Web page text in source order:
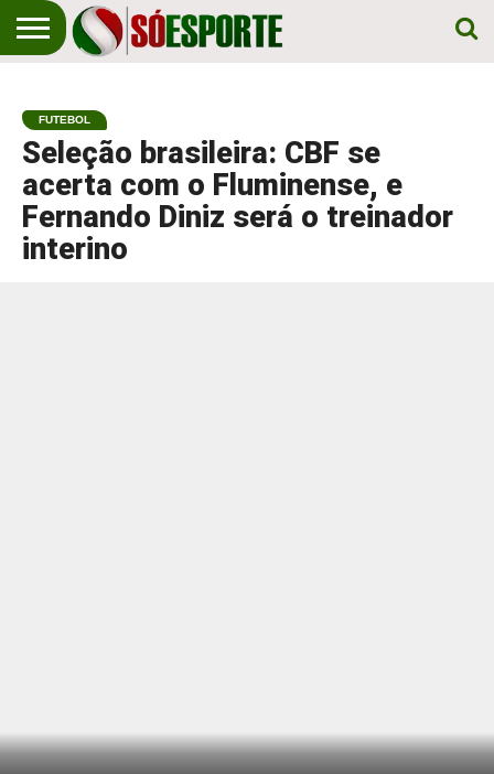
EM
PRIMEIRO
LUGAR!
ESPORTE
FUTEBOL
Seleção brasileira: CBF se
acerta com o Fluminense, e
Fernando Diniz será o treinador
interino